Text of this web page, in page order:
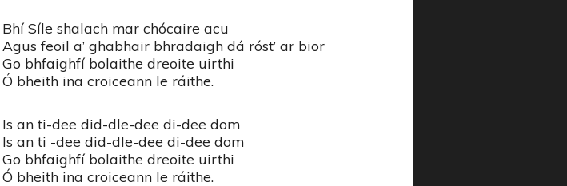
Bhí Síle shalach mar chócaire acu
Agus feoil a’ ghabhair bhradaigh dá róst’ ar bior
Go bhfaighfí bolaithe dreoite uirthi
Ó bheith ina croiceann le ráithe.
Is an ti-dee did-dle-dee di-dee dom
Is an ti -dee did-dle-dee di-dee dom
Go bhfaighfí bolaithe dreoite uirthi
Ó bheith ina croiceann le ráithe.